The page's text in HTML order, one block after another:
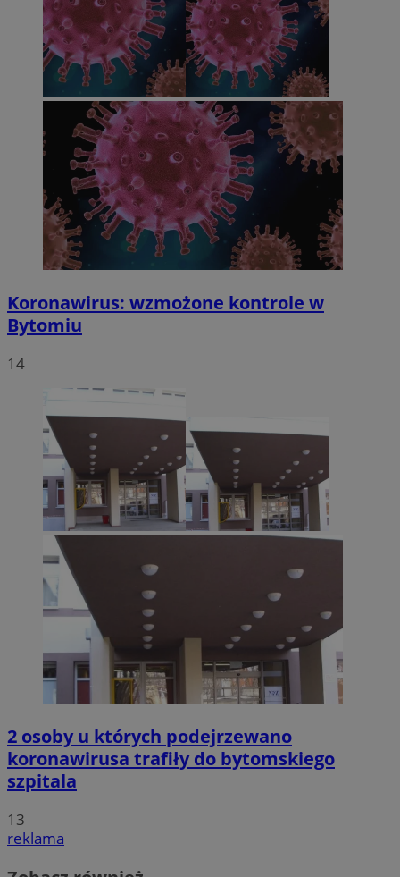
Koronawirus: wzmożone kontrole w
Bytomiu
14
2 osoby u których podejrzewano
koronawirusa trafiły do bytomskiego
szpitala
13
reklama